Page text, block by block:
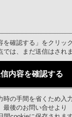
を確認する」をクリッ
では、まだ送信はされま
内容を確認する
時の手間を省くため入
最後のお問い合せより